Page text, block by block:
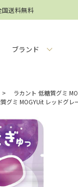
送料無料
ブランド
>
ラカント 低糖質グミ
グミ MOGYUit レッドグレ